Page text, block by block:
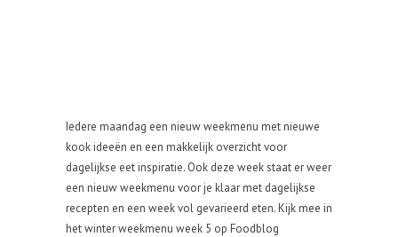
Iedere maandag een nieuw weekmenu met nieuwe
kook ideeën en een makkelijk overzicht voor
dagelijkse eet inspiratie. Ook deze week staat er weer
een nieuw weekmenu voor je klaar met dagelijkse
recepten en een week vol gevarieerd eten. Kijk mee in
het winter weekmenu week 5 op Foodblog